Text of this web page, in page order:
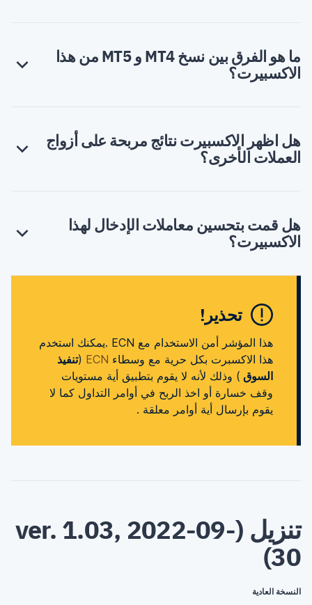
ما هو الفرق بين نسخ MT4 و MT5 من هذا
الاكسبيرت؟
هل اظهر الاكسبيرت نتائج مربحة على أزواج
العملات الأخرى؟
هل قمت بتحسين معاملات الإدخال لهذا
الاكسبيرت؟
تحذير!
هذا المؤشر أمن الاستخدام مع ECN .يمكنك استخدم
هذا الاكسبرت بكل حرية مع وسطاء ECN
(تنفيذ
السوق ) وذلك لأنه لا يقوم بتطبيق أية مستويات
وقف خسارة أو اخذ الربح في أوامر التداول كما لا
يقوم بإرسال أية أوامر معلقة .
تنزيل (ver. 1.03, 2022-09-
30)
النسخة العادية